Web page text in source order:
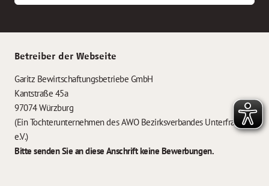
Betreiber der Webseite
Garitz Bewirtschaftungsbetriebe GmbH
Kantstraße 45a
97074 Würzburg
(Ein Tochterunternehmen des AWO Bezirksverbandes Unterfranken
e.V.)
Bitte senden Sie an diese Anschrift keine Bewerbungen.